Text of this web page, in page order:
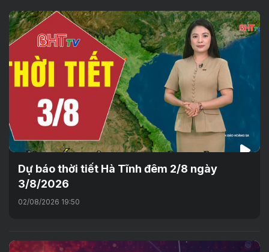
Dự báo thời tiết Hà Tĩnh đêm 2/8 ngày
3/8/2026
02/08/2026 19:50